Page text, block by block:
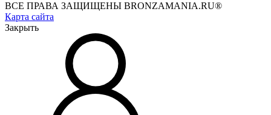
ВСЕ ПРАВА ЗАЩИЩЕНЫ BRONZAMANIA.RU®
Карта сайта
Закрыть